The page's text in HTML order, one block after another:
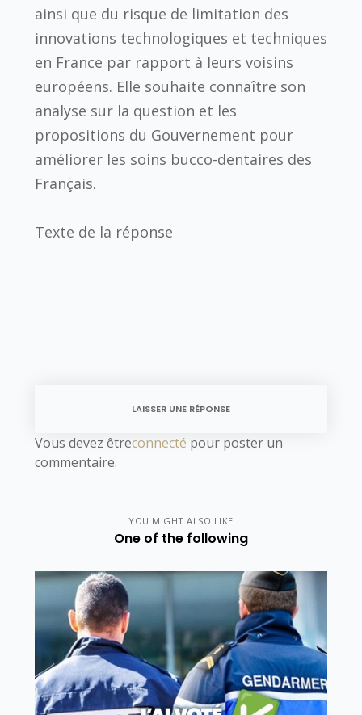
ainsi que du risque de limitation des
innovations technologiques et techniques
en France par rapport à leurs voisins
européens. Elle souhaite connaître son
analyse sur la question et les
propositions du Gouvernement pour
améliorer les soins bucco-dentaires des
Français.
Texte de la réponse
LAISSER UNE RÉPONSE
Vous devez êtreconnecté pour poster un
commentaire.
YOU MIGHT ALSO LIKE
One of the following